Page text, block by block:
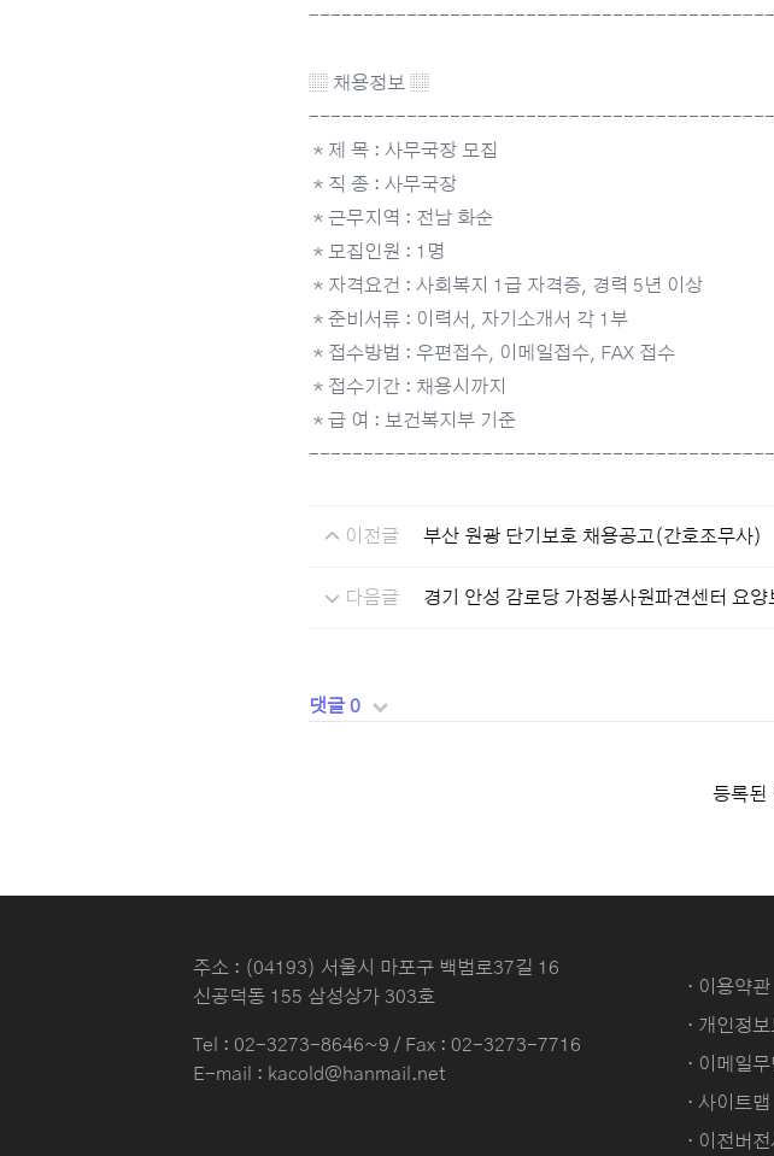
▒ 채용정보 ▒
＊제 목 : 사무국장 모집
＊직 종 : 사무국장
＊근무지역 : 전남 화순
＊모집인원 : 1명
＊자격요건 : 사회복지 1급 자격증, 경력 5년 이상
＊준비서류 : 이력서, 자기소개서 각 1부
＊접수방법 : 우편접수, 이메일접수, FAX 접수
＊접수기간 : 채용시까지
＊급 여 : 보건복지부 기준
이전글 부산 원광 단기보호 채용공고(간호조무사)
다음글 경기 안성 감로당 가정봉사원파견센터 요양
댓글 0
등록된
주소 : (04193) 서울시 마포구 백범로37길 16
신공덕동 155 삼성상가 303호
Tel : 02-3273-8646~9 / Fax : 02-3273-7716
E-mail : kacold@hanmail.net
· 이용약관
· 개인정
· 이메일
· 사이트맵
· 이전버